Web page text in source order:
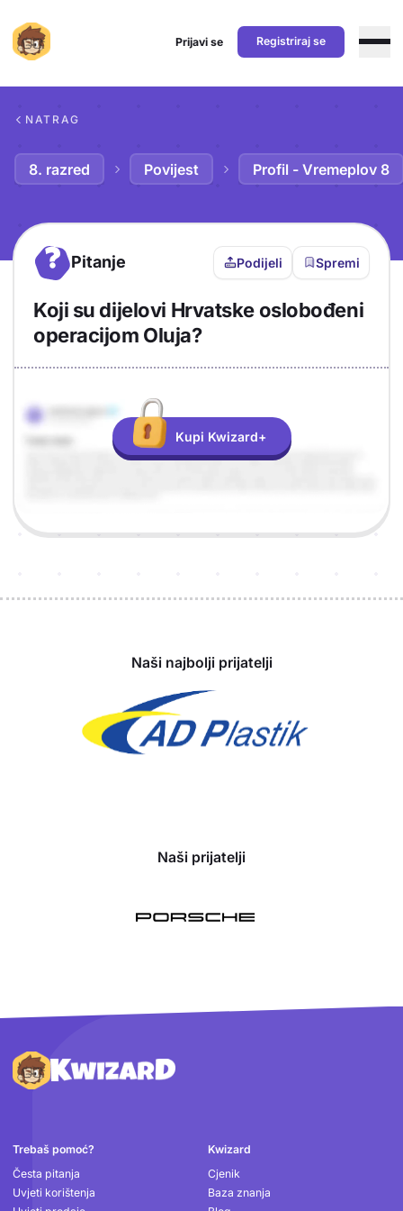
Prijavi se Registriraj se
NATRAG
8. razred Povijest Profil - Vremeplov 8
? Pitanje Podijeli Spremi
Koji su dijelovi Hrvatske oslobođeni
operacijom Oluja?
Odgovor
Objašnjenje
Kupi Kwizard+
Naši najbolji prijatelji
Naši prijatelji
Podnožje
Trebaš pomoć?
Česta pitanja
Uvjeti korištenja
Kwizard
Cjenik
Baza znanja